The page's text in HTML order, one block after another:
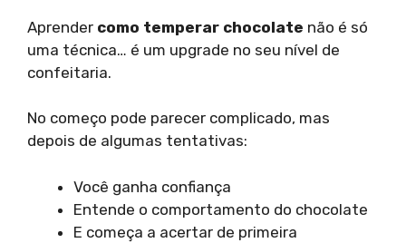
Aprender como temperar chocolate não é só
uma técnica… é um upgrade no seu nível de
confeitaria.
No começo pode parecer complicado, mas
depois de algumas tentativas:
Você ganha confiança
Entende o comportamento do chocolate
E começa a acertar de primeira